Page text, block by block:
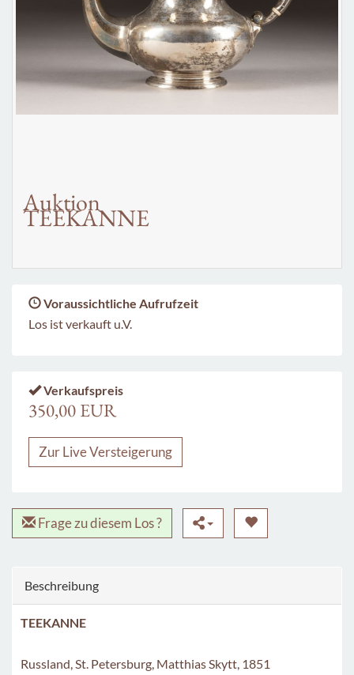
Auktion
TEEKANNE
Voraussichtliche Aufrufzeit
Los ist verkauft u.V.
Verkaufspreis
350,00 EUR
Zur Live Versteigerung
Frage zu diesem Los ?
Beschreibung
TEEKANNE
Russland, St. Petersburg, Matthias Skytt, 1851